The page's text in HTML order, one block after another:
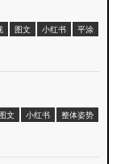
图文 小红书 平涂
文 小红书 整体姿势